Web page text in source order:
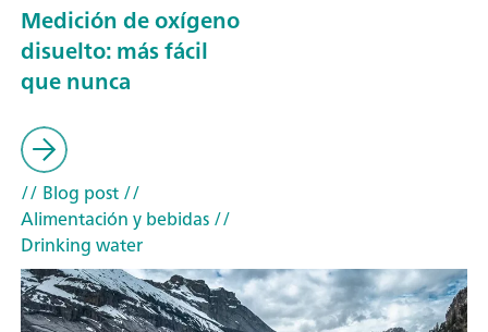
Medición de oxígeno
disuelto: más fácil
que nunca
// Blog post//
Alimentación y bebidas//
Drinking water